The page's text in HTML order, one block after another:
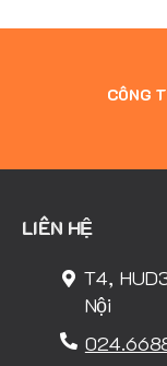
CÔNG
LIÊN HỆ
T4,
Nội